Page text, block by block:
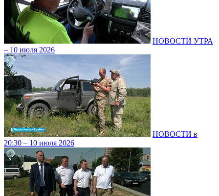
НОВОСТИ УТРА
– 10 июля 2026
НОВОСТИ в
20:30 – 10 июля 2026